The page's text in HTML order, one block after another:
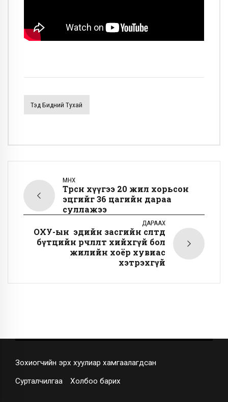
Тэд Бидний Тухай
ӨМНӨХ
Төрсөн хүүгээ 20 жил хорьсон
эцгийг 36 цагийн дараа
суллажээ
ДАРААХ
ОХУ-ын эдийн засгийн өсөлтөд
бүтцийн өөрчлөлт хийхгүй бол
жилийн хоёр хувиас
хэтрэхгүй
Зохиогчийн эрх хуулиар хамгаалагдсан
Сурталчилгаа Холбоо барих